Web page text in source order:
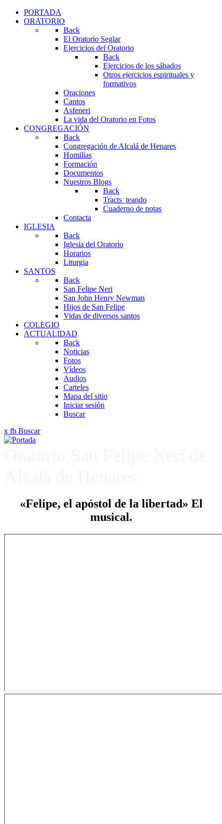
PORTADA
ORATORIO
Back
El Oratorio Seglar
Ejercicios del Oratorio
Back
Ejercicios de los sábados
Otros ejercicios espirituales y
formativos
Oraciones
Cantos
Asfeneri
La vida del Oratorio en Fotos
CONGREGACIÓN
Back
Congregación de Alcalá de Henares
Homilías
Formación
Documentos
Nuestros Blogs
Back
Tracts_teando
Cuaderno de notas
Contacta
IGLESIA
Back
Iglesia del Oratorio
Horarios
Liturgia
SANTOS
Back
San Felipe Neri
San John Henry Newman
Hijos de San Felipe
Vidas de diversos santos
COLEGIO
ACTUALIDAD
Back
Noticias
Fotos
Vídeos
Audios
Carteles
Mapa del sitio
Iniciar sesión
Buscar
x fb Buscar
«Felipe, el apóstol de la libertad» El
musical.